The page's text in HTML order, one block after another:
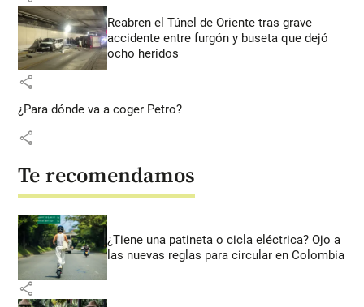
Reabren el Túnel de Oriente tras grave
accidente entre furgón y buseta que dejó
ocho heridos
share
¿Para dónde va a coger Petro?
share
Te recomendamos
¿Tiene una patineta o cicla eléctrica? Ojo a
las nuevas reglas para circular en Colombia
share